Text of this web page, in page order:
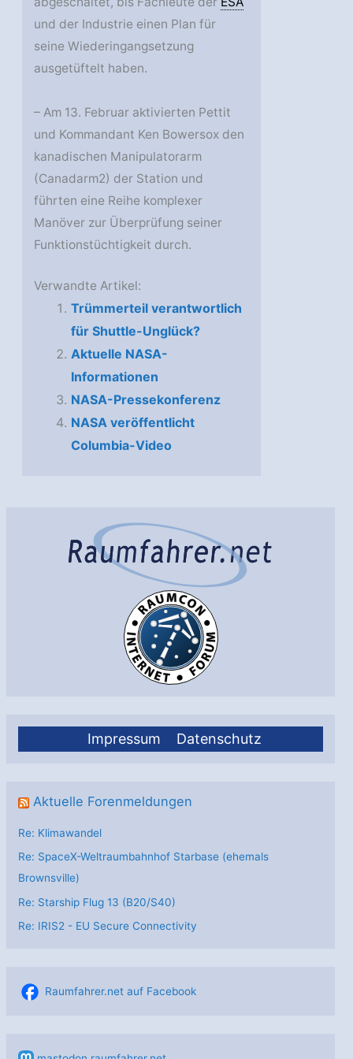
Impressum Datenschutz
Aktuelle Forenmeldungen
Re: Klimawandel
Re: SpaceX-Weltraumbahnhof Starbase (ehemals
Brownsville)
Re: Starship Flug 13 (B20/S40)
Re: IRIS2 - EU Secure Connectivity
Raumfahrer.net auf Facebook
und der Industrie einen Plan für
seine Wiederingangsetzung
ausgetüftelt haben.
– Am 13. Februar aktivierten Pettit
und Kommandant Ken Bowersox den
kanadischen Manipulatorarm
(Canadarm2) der Station und
führten eine Reihe komplexer
Manöver zur Überprüfung seiner
Funktionstüchtigkeit durch.
Verwandte Artikel:
Trümmerteil verantwortlich
für Shuttle-Unglück?
Aktuelle NASA-
Informationen
NASA-Pressekonferenz
NASA veröffentlicht
Columbia-Video